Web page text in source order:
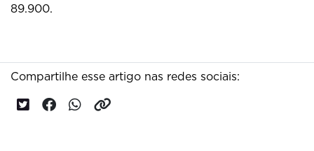
89.900.
Compartilhe esse artigo nas redes sociais: